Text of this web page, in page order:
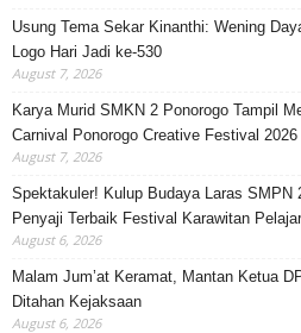
Usung Tema Sekar Kinanthi: Wening
Logo Hari Jadi ke-530
August 7, 2026
Karya Murid SMKN 2 Ponorogo Tampil
Carnival Ponorogo Creative Festival 2026
August 7, 2026
Spektakuler! Kulup Budaya Laras SMPN
Penyaji Terbaik Festival Karawitan
August 6, 2026
Malam Jum’at Keramat, Mantan Ketua
Ditahan Kejaksaan
August 6, 2026